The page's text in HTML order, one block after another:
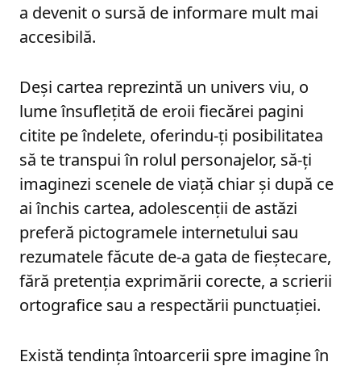
a devenit o sursă de informare mult mai
accesibilă.
Deși cartea reprezintă un univers viu, o
lume însuflețită de eroii fiecărei pagini
citite pe îndelete, oferindu-ți posibilitatea
să te transpui în rolul personajelor, să-ți
imaginezi scenele de viață chiar și după ce
ai închis cartea, adolescenții de astăzi
preferă pictogramele internetului sau
rezumatele făcute de-a gata de fieștecare,
fără pretenția exprimării corecte, a scrierii
ortografice sau a respectării punctuației.
Există tendința întoarcerii spre imagine în